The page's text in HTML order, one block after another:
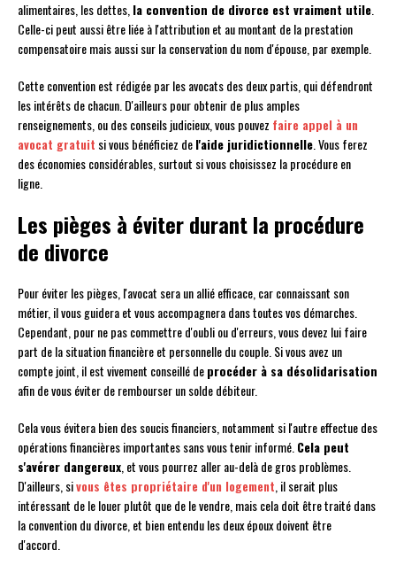
alimentaires, les dettes,la convention de divorce est vraiment utile.
Celle-ci peut aussi être liée à l'attribution et au montant de la prestation
compensatoire mais aussi sur la conservation du nom d'épouse, par exemple.
Cette convention est rédigée par les avocats des deux partis, qui défendront
les intérêts de chacun. D'ailleurs pour obtenir de plus amples
renseignements, ou des conseils judicieux, vous pouvez faire appel à un
avocat gratuit si vous bénéficiez del'aide juridictionnelle. Vous ferez
des économies considérables, surtout si vous choisissez la procédure en
ligne.
Les pièges à éviter durant la procédure
de divorce
Pour éviter les pièges, l'avocat sera un allié efficace, car connaissant son
métier, il vous guidera et vous accompagnera dans toutes vos démarches.
Cependant, pour ne pas commettre d'oubli ou d'erreurs, vous devez lui faire
part de la situation financière et personnelle du couple. Si vous avez un
compte joint, il est vivement conseillé deprocéder à sa désolidarisation
afin de vous éviter de rembourser un solde débiteur.
Cela vous évitera bien des soucis financiers, notamment si l'autre effectue des
opérations financières importantes sans vous tenir informé.Cela peut
s'avérer dangereux, et vous pourrez aller au-delà de gros problèmes.
D'ailleurs, sivous êtes propriétaire d'un logement, il serait plus
intéressant de le louer plutôt que de le vendre, mais cela doit être traité dans
la convention du divorce, et bien entendu les deux époux doivent être
d'accord.